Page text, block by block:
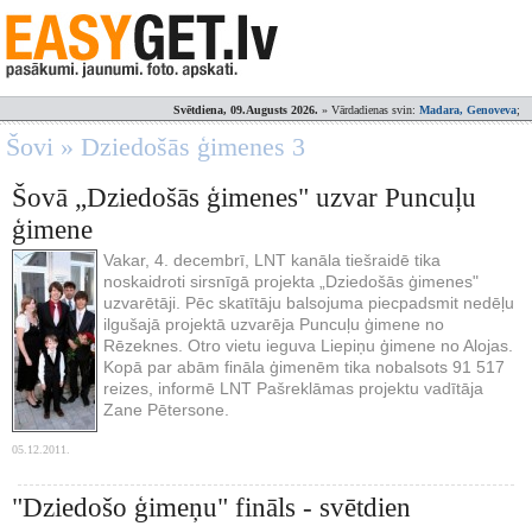
Svētdiena, 09.Augusts 2026. » Vārdadienas svin: Madara, Genoveva;
Šovi » Dziedošās ģimenes 3
Šovā „Dziedošās ģimenes" uzvar Puncuļu
ģimene
Vakar, 4. decembrī, LNT kanāla tiešraidē tika
noskaidroti sirsnīgā projekta „Dziedošās ģimenes"
uzvarētāji. Pēc skatītāju balsojuma piecpadsmit nedēļu
ilgušajā projektā uzvarēja Puncuļu ģimene no
Rēzeknes. Otro vietu ieguva Liepiņu ģimene no Alojas.
Kopā par abām fināla ģimenēm tika nobalsots 91 517
reizes, informē LNT Pašreklāmas projektu vadītāja
Zane Pētersone.
05.12.2011.
"Dziedošo ģimeņu" fināls - svētdien